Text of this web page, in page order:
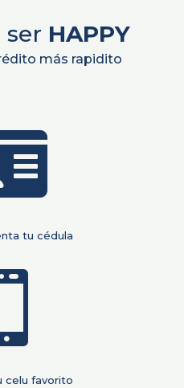
ser HAPPY
más rapidito
tu cédula
celu favorito